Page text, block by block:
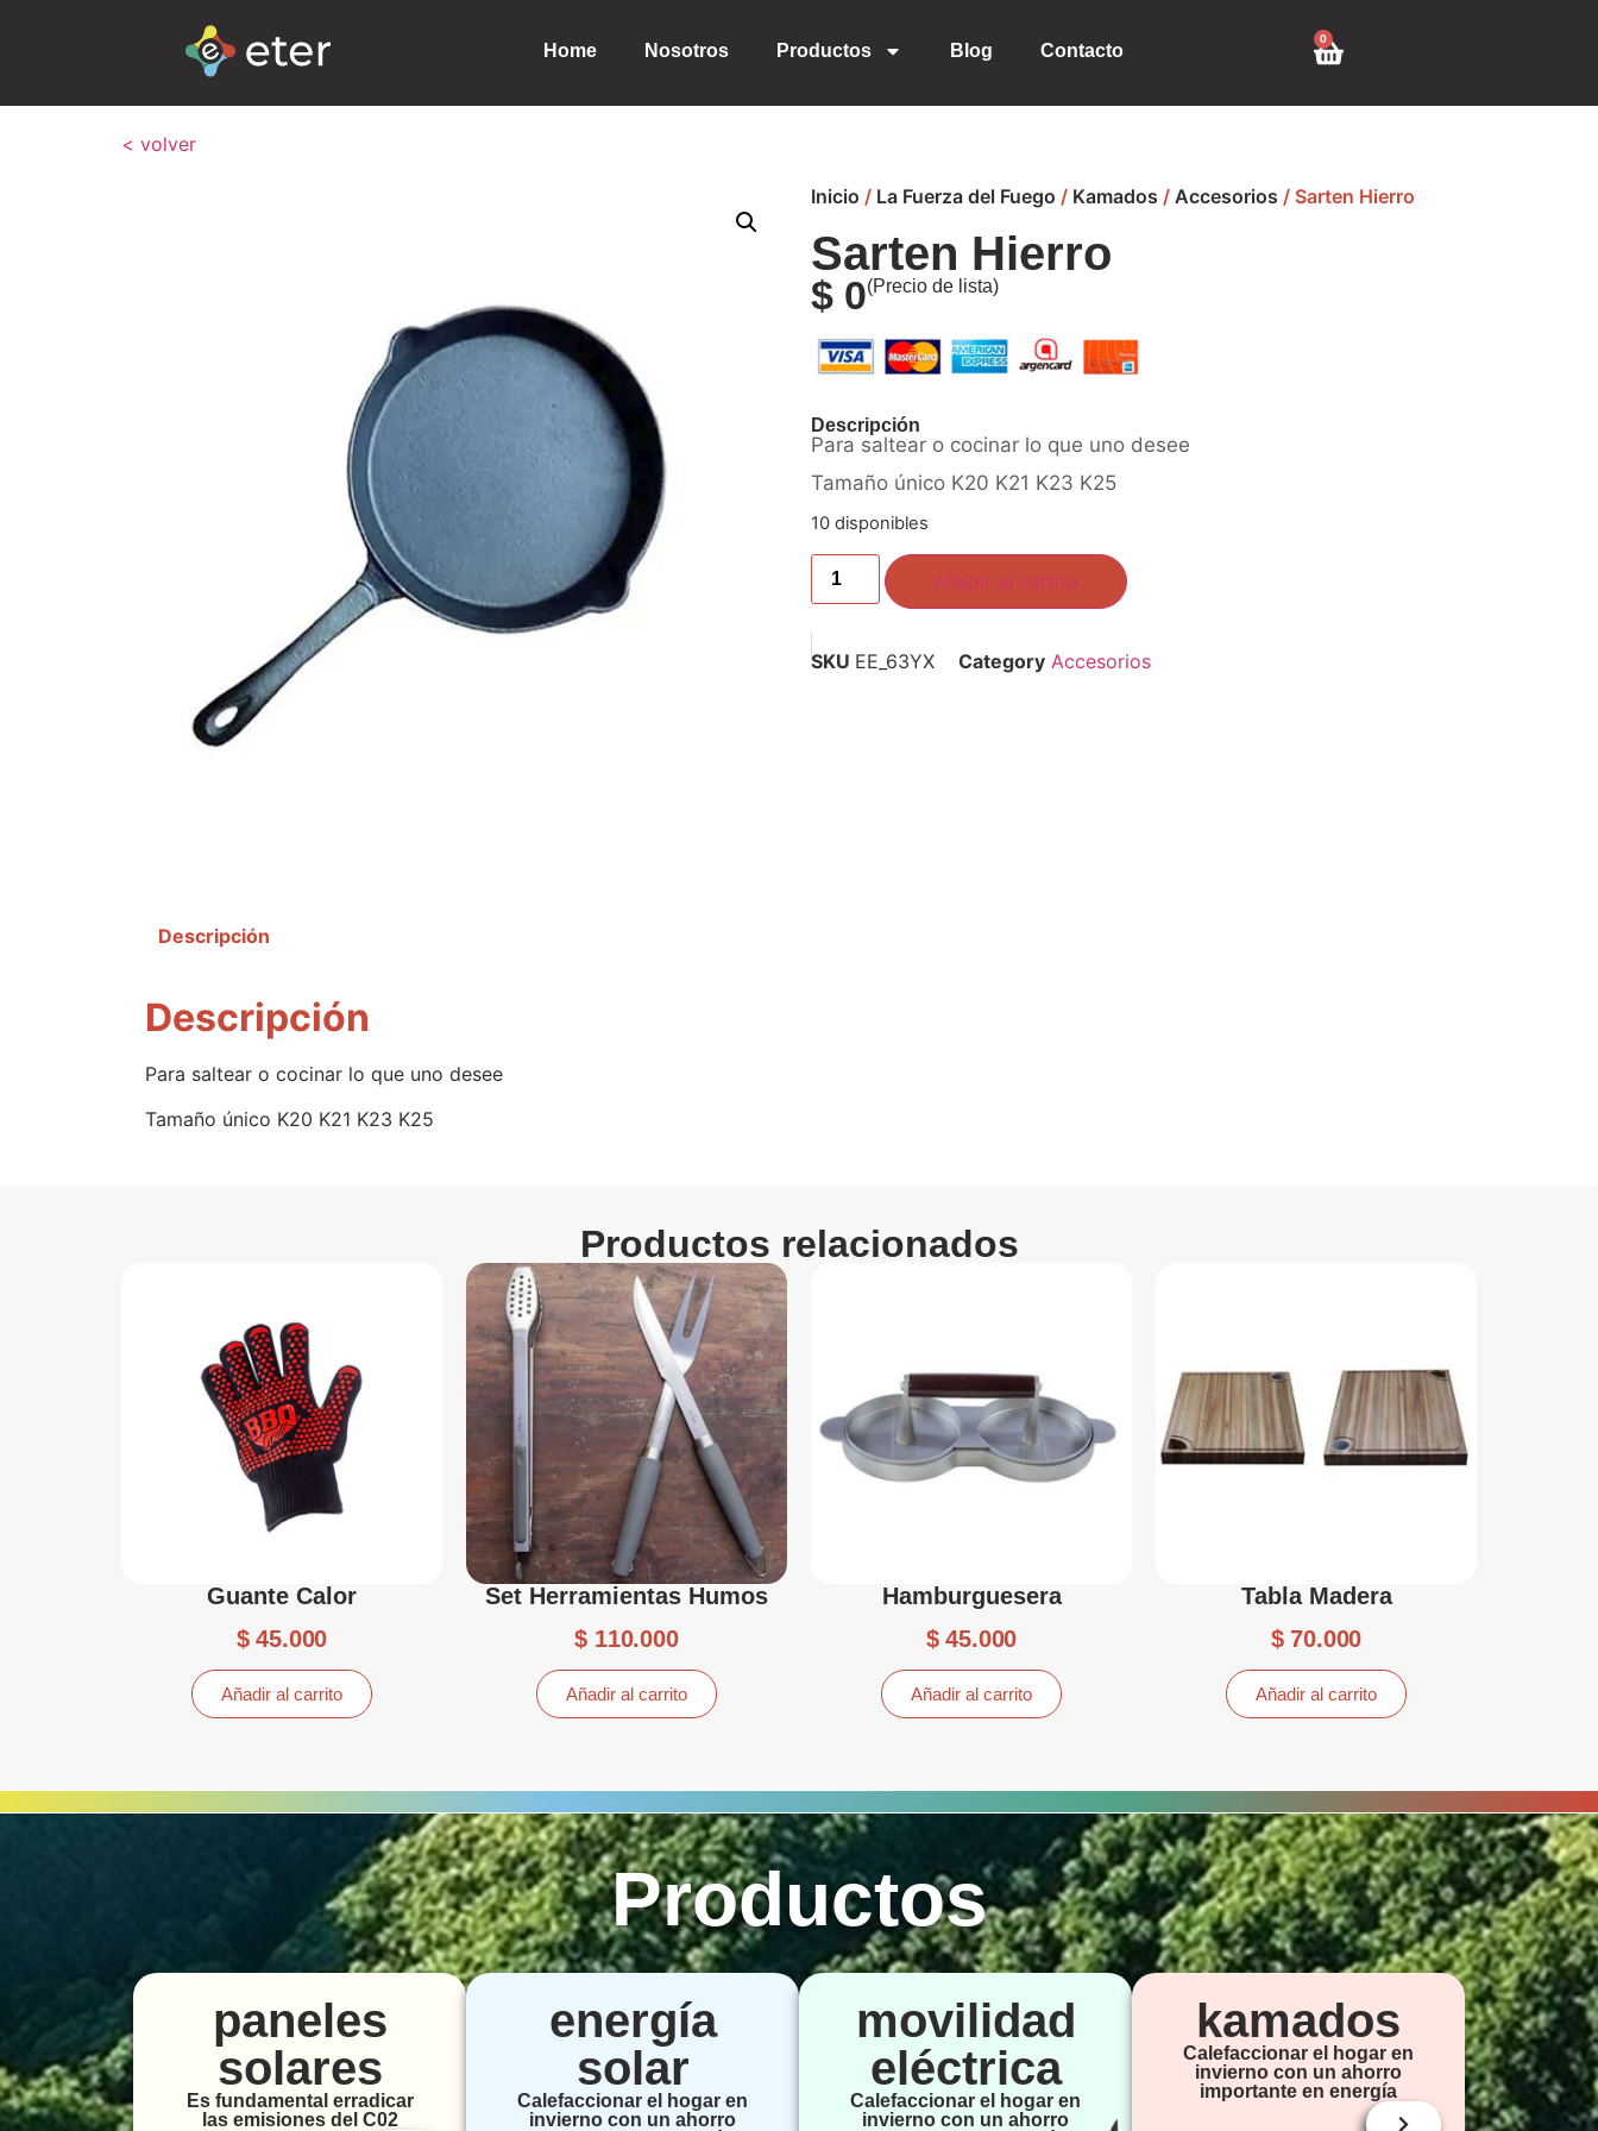
Home Nosotros Productos Blog Contacto
0
< volver
Inicio / La Fuerza del Fuego / Kamados / Accesorios / Sarten Hierro
Sarten Hierro
$ 0(Precio de lista)
Descripción
Para saltear o cocinar lo que uno desee
Tamaño único K20 K21 K23 K25
10 disponibles
Añadir al carrito
SKU EE_63YX Category Accesorios
Descripción
Descripción
Para saltear o cocinar lo que uno desee
Tamaño único K20 K21 K23 K25
Productos relacionados
Guante Calor
$45.000
Añadir al carrito
Set Herramientas Humos
$ 110.000
Añadir al carrito
Hamburguesera
$45.000
Añadir al carrito
Tabla Madera
$70.000
Añadir al carrito
Productos
paneles
solares
Es fundamental erradicar
las emisiones del C02
energía
solar
Calefaccionar el hogar en
invierno con un ahorro
movilidad
eléctrica
Calefaccionar el hogar en
invierno con un ahorro
kamados
Calefaccionar el hogar en
invierno con un ahorro
importante en energía